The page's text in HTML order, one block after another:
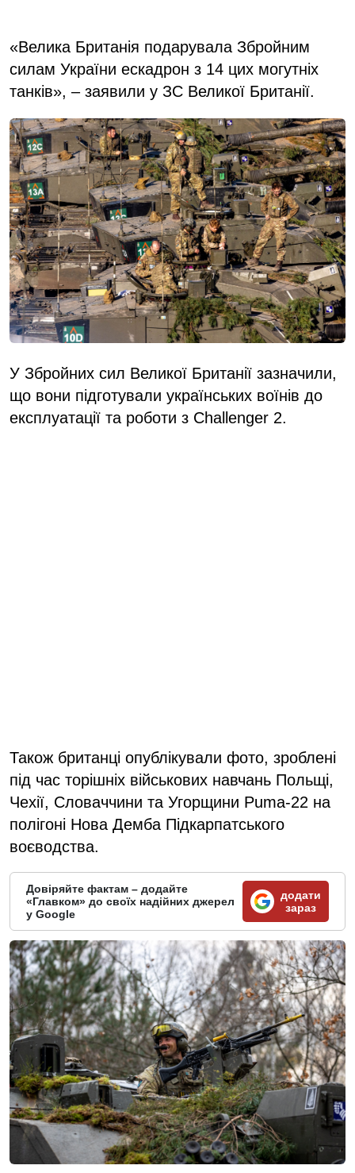
«Велика Британія подарувала Збройним
силам України ескадрон з 14 цих могутніх
танків», – заявили у ЗС Великої Британії.
У Збройних сил Великої Британії зазначили,
що вони підготували українських воїнів до
експлуатації та роботи з Challenger 2.
Також британці опублікували фото, зроблені
під час торішніх військових навчань Польщі,
Чехії, Словаччини та Угорщини Puma-22 на
полігоні Нова Демба Підкарпатського
воєводства.
Довіряйте фактам – додайте
«Главком» до своїх надійних джерел
у Google
додати
зараз